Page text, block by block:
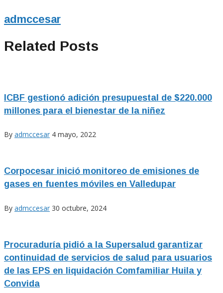
admccesar
Related Posts
ICBF gestionó adición presupuestal de $220.000
millones para el bienestar de la niñez
By admccesar 4 mayo, 2022
Corpocesar inició monitoreo de emisiones de
gases en fuentes móviles en Valledupar
By admccesar 30 octubre, 2024
Procuraduría pidió a la Supersalud garantizar
continuidad de servicios de salud para usuarios
de las EPS en liquidación Comfamiliar Huila y
Convida